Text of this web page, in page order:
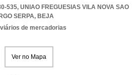
535, UNIAO FREGUESIAS VILA NOVA SAO
SERPA, BEJA
de mercadorias
Ver no Mapa